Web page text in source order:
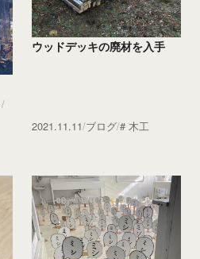
ウッドデッキの廃材を入手
2021.11.11 ブログ 木工